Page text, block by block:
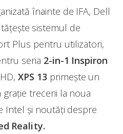
înainte de IFA, Dell
sistemul de
Plus pentru utilizatori,
seria 2-in-1 Inspiron
XPS 13 primește un
trecerii la noua
Intel și noutăți despre
Reality.